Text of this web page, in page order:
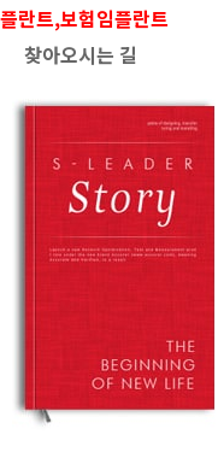
플란트,보험임플란트
찾아오시는 길